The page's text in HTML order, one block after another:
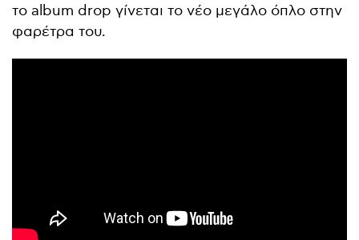
το album drop γίνεται το νέο μεγάλο όπλο στην
φαρέτρα του.